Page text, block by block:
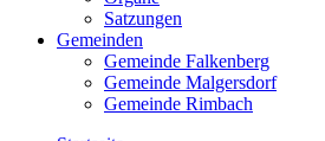
Satzungen
Gemeinden
Gemeinde Falkenberg
Gemeinde Malgersdorf
Gemeinde Rimbach